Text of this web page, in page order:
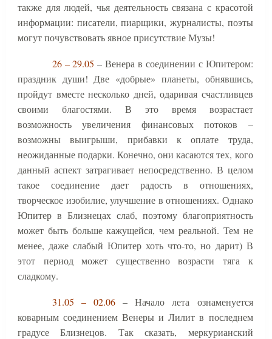
также для людей, чья деятельность связана с красотой
информации: писатели, пиарщики, журналисты, поэты
могут почувствовать явное присутствие Музы!
26 – 29.05 – Венера в соединении с Юпитером:
праздник души! Две «добрые» планеты, обнявшись,
пройдут вместе несколько дней, одаривая счастливцев
своими благостями. В это время возрастает
возможность увеличения финансовых потоков –
возможны выигрыши, прибавки к оплате труда,
неожиданные подарки. Конечно, они касаются тех, кого
данный аспект затрагивает непосредственно. В целом
такое соединение дает радость в отношениях,
творческое изобилие, улучшение в отношениях. Однако
Юпитер в Близнецах слаб, поэтому благоприятность
может быть больше кажущейся, чем реальной. Тем не
менее, даже слабый Юпитер хоть что-то, но дарит) В
этот период может существенно возрасти тяга к
сладкому.
31.05 – 02.06 – Начало лета ознаменуется
коварным соединением Венеры и Лилит в последнем
градусе Близнецов. Так сказать, меркурианский